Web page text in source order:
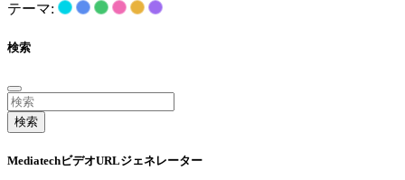
テーマ:
検索
検索
MediatechビデオURLジェネレーター